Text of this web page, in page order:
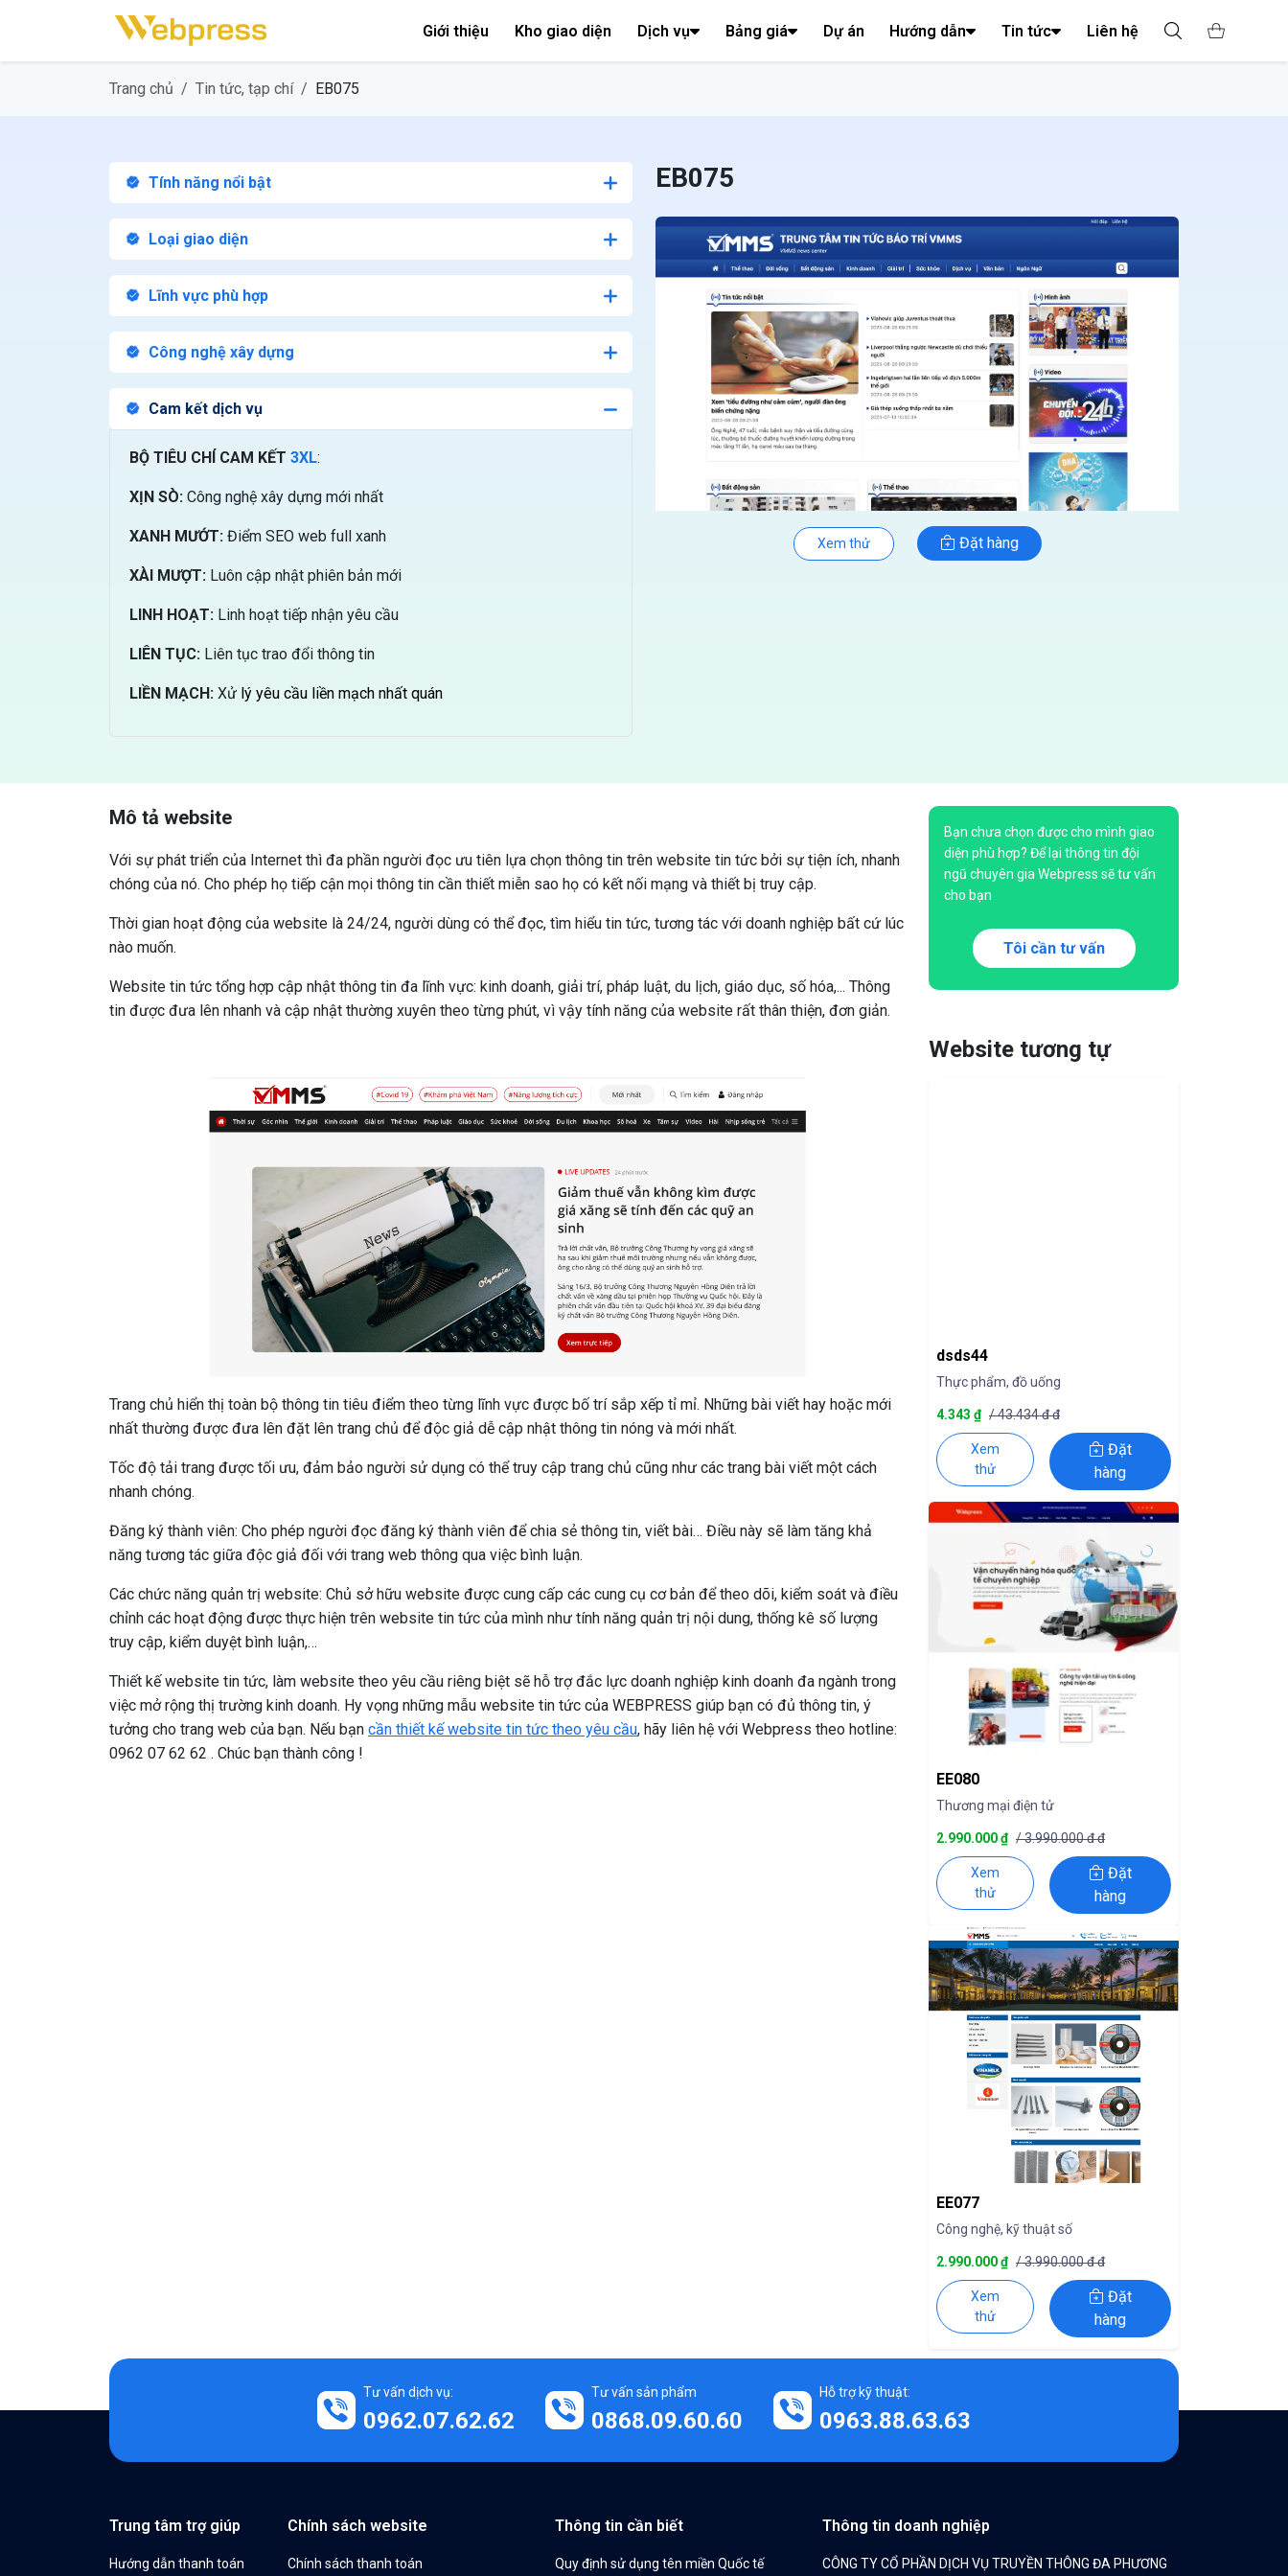
Giới thiệu Kho giao diện Dịch vụ Bảng giá Dự án Hướng dẫn Tin tức Liên hệ
Trang chủ Tin tức, tạp chí EB075
Tính năng nổi bật
Loại giao diện
Lĩnh vực phù hợp
Công nghệ xây dựng
Cam kết dịch vụ
BỘ TIÊU CHÍ CAM KẾT 3XL:
XỊN SÒ: Công nghệ xây dựng mới nhất
XANH MƯỚT: Điểm SEO web full xanh
XÀI MƯỢT: Luôn cập nhật phiên bản mới
LINH HOẠT: Linh hoạt tiếp nhận yêu cầu
LIÊN TỤC: Liên tục trao đổi thông tin
LIỀN MẠCH: Xử lý yêu cầu liền mạch nhất quán
EB075
Xem thử Đặt hàng
Mô tả website
Với sự phát triển của Internet thì đa phần người đọc ưu tiên lựa chọn thông tin trên website tin tức bởi sự tiện ích, nhanh
chóng của nó. Cho phép họ tiếp cận mọi thông tin cần thiết miễn sao họ có kết nối mạng và thiết bị truy cập.
Thời gian hoạt động của website là 24/24, người dùng có thể đọc, tìm hiểu tin tức, tương tác với doanh nghiệp bất cứ lúc
nào muốn.
Website tin tức tổng hợp cập nhật thông tin đa lĩnh vực: kinh doanh, giải trí, pháp luật, du lịch, giáo dục, số hóa,... Thông
tin được đưa lên nhanh và cập nhật thường xuyên theo từng phút, vì vậy tính năng của website rất thân thiện, đơn giản.
Trang chủ hiển thị toàn bộ thông tin tiêu điểm theo từng lĩnh vực được bố trí sắp xếp tỉ mỉ. Những bài viết hay hoặc mới
nhất thường được đưa lên đặt lên trang chủ để độc giả dễ cập nhật thông tin nóng và mới nhất.
Tốc độ tải trang được tối ưu, đảm bảo người sử dụng có thể truy cập trang chủ cũng như các trang bài viết một cách
nhanh chóng.
Đăng ký thành viên: Cho phép người đọc đăng ký thành viên để chia sẻ thông tin, viết bài… Điều này sẽ làm tăng khả
năng tương tác giữa độc giả đối với trang web thông qua việc bình luận.
Các chức năng quản trị website: Chủ sở hữu website được cung cấp các cung cụ cơ bản để theo dõi, kiểm soát và điều
chỉnh các hoạt động được thực hiện trên website tin tức của mình như tính năng quản trị nội dung, thống kê số lượng
truy cập, kiểm duyệt bình luận,…
Thiết kế website tin tức, làm website theo yêu cầu riêng biệt sẽ hỗ trợ đắc lực doanh nghiệp kinh doanh đa ngành trong
việc mở rộng thị trường kinh doanh. Hy vọng những mẫu website tin tức của WEBPRESS giúp bạn có đủ thông tin, ý
tưởng cho trang web của bạn. Nếu bạn cần thiết kế website tin tức theo yêu cầu, hãy liên hệ với Webpress theo hotline:
0962 07 62 62 . Chúc bạn thành công !
Bạn chưa chọn được cho mình giao
diện phù hợp? Để lại thông tin đội
ngũ chuyên gia Webpress sẽ tư vấn
cho bạn
Tôi cần tư vấn
Website tương tự
dsds44
Thực phẩm, đồ uống
4.343 ₫ / 43.434 đ đ
Xem
thử
Đặt
hàng
EE080
Thương mại điện tử
2.990.000 ₫ / 3.990.000 đ đ
Xem
thử
Đặt
hàng
EE077
Công nghệ, kỹ thuật số
2.990.000 ₫ / 3.990.000 đ đ
Xem
thử
Đặt
hàng
Tư vấn dịch vụ:
0962.07.62.62
Tư vấn sản phẩm
0868.09.60.60
Hỗ trợ kỹ thuật:
0963.88.63.63
Trung tâm trợ giúp
Hướng dẫn thanh toán
Chính sách website
Chính sách thanh toán
Thông tin cần biết
Quy định sử dụng tên miền Quốc tế
Thông tin doanh nghiệp
CÔNG TY CỔ PHẦN DỊCH VỤ TRUYỀN THÔNG ĐA PHƯƠNG